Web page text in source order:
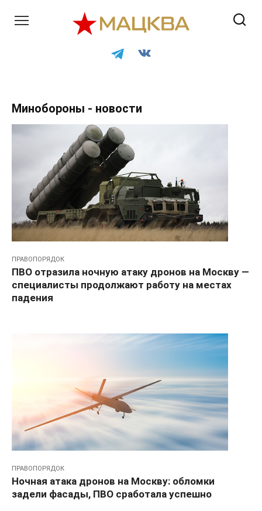
Минобороны - новости
ПРАВОПОРЯДОК
ПВО отразила ночную атаку дронов на Москву —
специалисты продолжают работу на местах
падения
ПРАВОПОРЯДОК
Ночная атака дронов на Москву: обломки
задели фасады, ПВО сработала успешно